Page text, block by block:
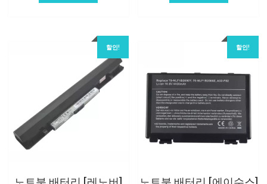
할인!
노트북 배터리 [레노버]
할인!
노트북 배터리 [에이수스]